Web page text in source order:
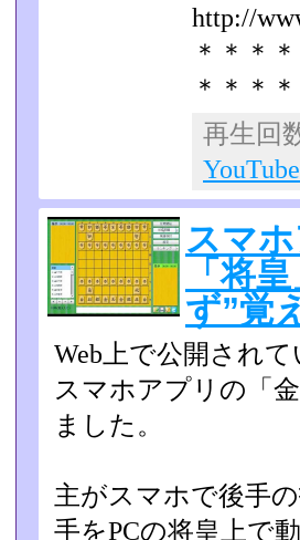
http://
＊＊＊
＊＊＊
再生
スマ
「将
ず”覚
Web上で公開され
スマホアプリの「
ました。
主がスマホで後手
手をPCの将皇上で